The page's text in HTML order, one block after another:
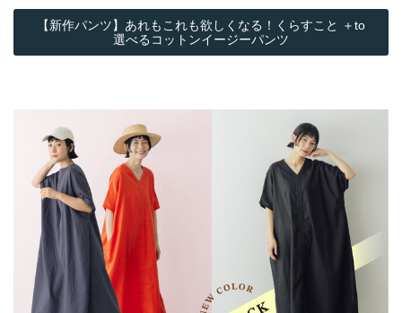
【新作パンツ】あれもこれも欲しくなる！くらすこと ＋to
選べるコットンイージーパンツ